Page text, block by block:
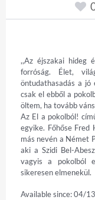
,,Az éjszakai hideg
forróság. Élet,
öntudathasadás a
csak el ebből a
öltem, ha tovább
Az El a pokolból!
egyike. Főhőse Fred
más nevén a Német
aki a Szidi Bel-
vagyis a pokolból
sikeresen elmenekül.
Available since: 04/